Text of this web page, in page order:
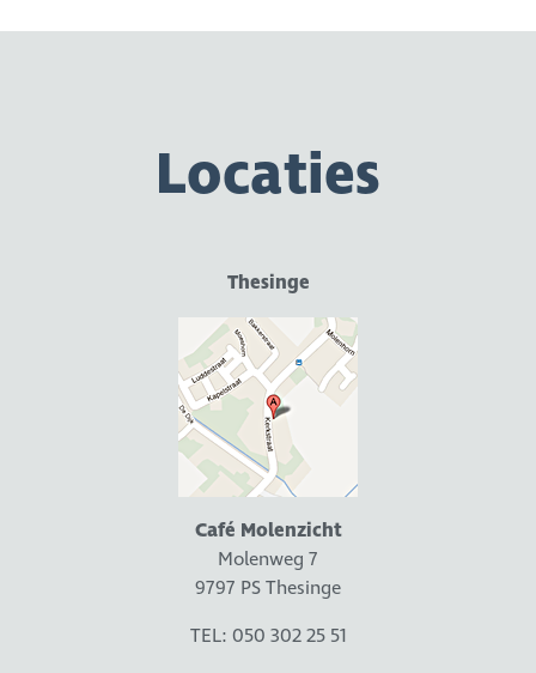
Locaties
Thesinge
Café Molenzicht
Molenweg 7
9797 PS Thesinge
TEL: 050 302 25 51